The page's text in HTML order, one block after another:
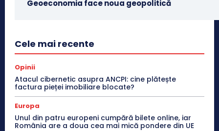
Geoeconomia face noua geopolitică
Cele mai recente
Opinii
Atacul cibernetic asupra ANCPI: cine plătește
factura pieței imobiliare blocate?
Europa
Unul din patru europeni cumpără bilete online, iar
România are a doua cea mai mică pondere din UE